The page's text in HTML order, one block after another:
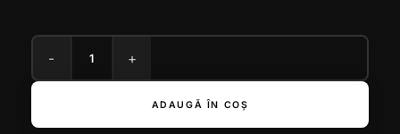
ADAUGĂ ÎN COȘ